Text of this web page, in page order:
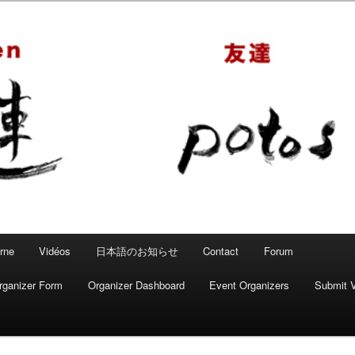
Mahjong convivial
Vidéos 日本語のお知らせ Contact Forum
Form Organizer Dashboard Event Organizers Submit